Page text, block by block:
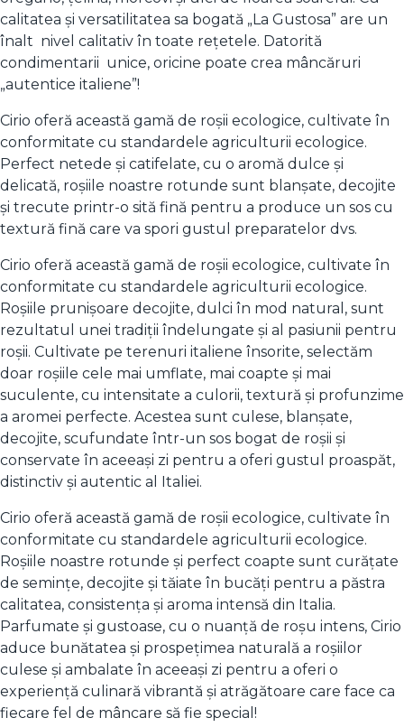
calitatea și versatilitatea sa bogată „La Gustosa” are un
înalt nivel calitativ în toate rețetele. Datorită
condimentarii unice, oricine poate crea mâncăruri
„autentice italiene”!
Cirio oferă această gamă de roșii ecologice, cultivate în
conformitate cu standardele agriculturii ecologice.
Perfect netede și catifelate, cu o aromă dulce și
delicată, roșiile noastre rotunde sunt blanșate, decojite
și trecute printr-o sită fină pentru a produce un sos cu
textură fină care va spori gustul preparatelor dvs.
Cirio oferă această gamă de roșii ecologice, cultivate în
conformitate cu standardele agriculturii ecologice.
Roșiile prunișoare decojite, dulci în mod natural, sunt
rezultatul unei tradiții îndelungate și al pasiunii pentru
roșii. Cultivate pe terenuri italiene însorite, selectăm
doar roșiile cele mai umflate, mai coapte și mai
suculente, cu intensitate a culorii, textură și profunzime
a aromei perfecte. Acestea sunt culese, blanșate,
decojite, scufundate într-un sos bogat de roșii și
conservate în aceeași zi pentru a oferi gustul proaspăt,
distinctiv și autentic al Italiei.
Cirio oferă această gamă de roșii ecologice, cultivate în
conformitate cu standardele agriculturii ecologice.
Roșiile noastre rotunde și perfect coapte sunt curățate
de semințe, decojite și tăiate în bucăți pentru a păstra
calitatea, consistența și aroma intensă din Italia.
Parfumate și gustoase, cu o nuanță de roșu intens, Cirio
aduce bunătatea și prospețimea naturală a roșiilor
culese și ambalate în aceeași zi pentru a oferi o
experiență culinară vibrantă și atrăgătoare care face ca
fiecare fel de mâncare să fie special!